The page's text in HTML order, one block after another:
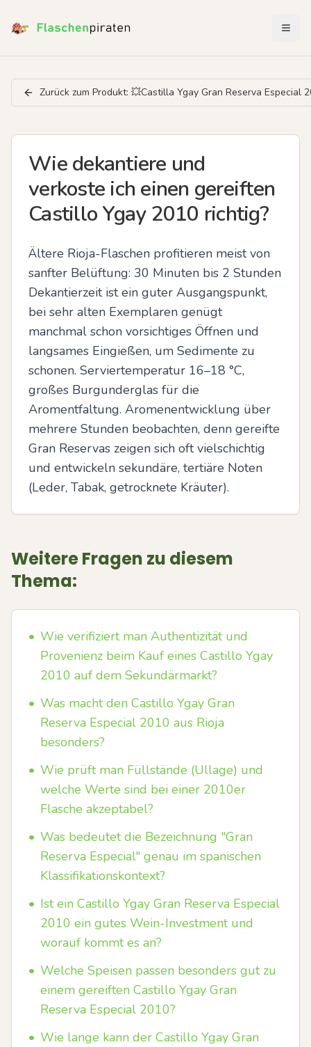
Zurück zum Produkt: 💥Castilla Ygay Gran Reserva Especial
Wie dekantiere und
verkoste ich einen gereiften
Castillo Ygay 2010 richtig?
Ältere Rioja-Flaschen profitieren meist von
sanfter Belüftung: 30 Minuten bis 2 Stunden
Dekantierzeit ist ein guter Ausgangspunkt,
bei sehr alten Exemplaren genügt
manchmal schon vorsichtiges Öffnen und
langsames Eingießen, um Sedimente zu
schonen. Serviertemperatur 16–18 °C,
großes Burgunderglas für die
Aromentfaltung. Aromenentwicklung über
mehrere Stunden beobachten, denn gereifte
Gran Reservas zeigen sich oft vielschichtig
und entwickeln sekundäre, tertiäre Noten
(Leder, Tabak, getrocknete Kräuter).
Weitere Fragen zu diesem
Thema:
• Wie verifiziert man Authentizität und
Provenienz beim Kauf eines Castillo Ygay
2010 auf dem Sekundärmarkt?
• Was macht den Castillo Ygay Gran
Reserva Especial 2010 aus Rioja
besonders?
• Wie prüft man Füllstände (Ullage) und
welche Werte sind bei einer 2010er
Flasche akzeptabel?
• Was bedeutet die Bezeichnung "Gran
Reserva Especial" genau im spanischen
Klassifikationskontext?
• Ist ein Castillo Ygay Gran Reserva Especial
2010 ein gutes Wein-Investment und
worauf kommt es an?
• Welche Speisen passen besonders gut zu
einem gereiften Castillo Ygay Gran
Reserva Especial 2010?
• Wie lange kann der Castillo Ygay Gran